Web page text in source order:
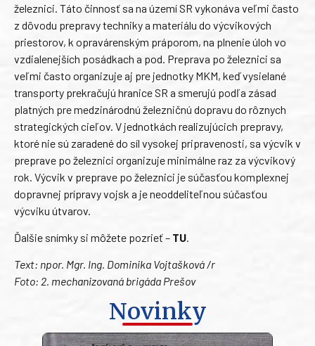
železnici. Táto činnosť sa na území SR vykonáva veľmi často
z dôvodu prepravy techniky a materiálu do výcvikových
priestorov, k opravárenským práporom, na plnenie úloh vo
vzdialenejších posádkach a pod. Preprava po železnici sa
veľmi často organizuje aj pre jednotky MKM, keď vysielané
transporty prekračujú hranice SR a smerujú podľa zásad
platných pre medzinárodnú železničnú dopravu do rôznych
strategických cieľov. V jednotkách realizujúcich prepravy,
ktoré nie sú zaradené do síl vysokej pripravenosti, sa výcvik v
preprave po železnici organizuje minimálne raz za výcvikový
rok. Výcvik v preprave po železnici je súčasťou komplexnej
dopravnej prípravy vojsk a je neoddeliteľnou súčasťou
výcviku útvarov.
Ďalšie snímky si môžete pozrieť – TU.
Text: npor. Mgr. Ing. Dominika Vojtašková /r
Foto: 2. mechanizovaná brigáda Prešov
Novinky